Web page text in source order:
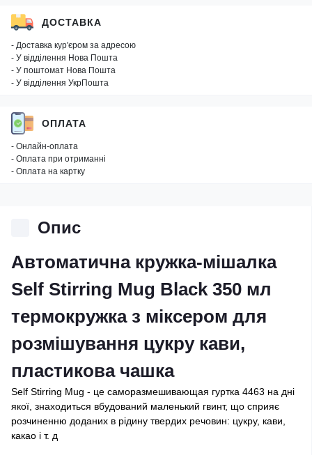
ДОСТАВКА
- Доставка кур'єром за адресою
- У відділення Нова Пошта
- У поштомат Нова Пошта
- У відділення УкрПошта
ОПЛАТА
- Онлайн-оплата
- Оплата при отриманні
- Оплата на картку
Опис
Автоматична кружка-мішалка
Self Stirring Mug Black 350 мл
термокружка з міксером для
розмішування цукру кави,
пластикова чашка
Self Stirring Mug - це саморазмешивающая гуртка 4463 на дні
якої, знаходиться вбудований маленький гвинт, що сприяє
розчиненню доданих в рідину твердих речовин: цукру, кави,
какао і т. д